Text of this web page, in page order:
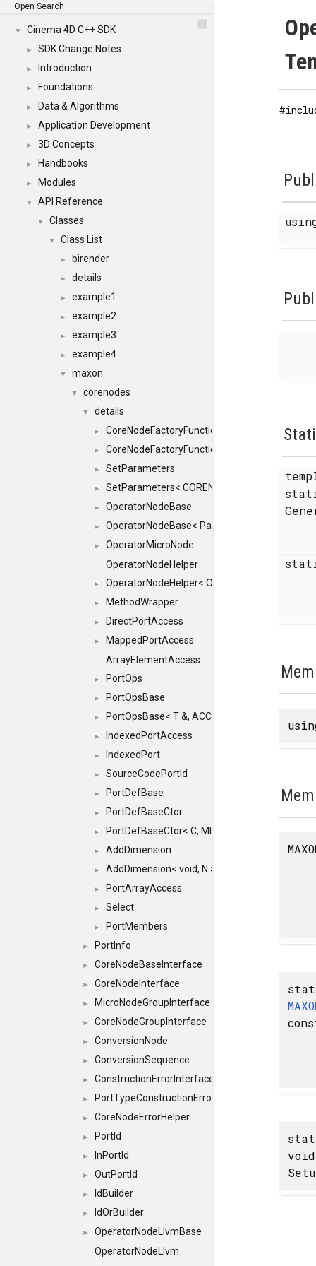
Open Search
▼ Cinema 4D C++ SDK
► SDK Change Notes
► Introduction
► Foundations
► Data & Algorithms
► Application Development
► 3D Concepts
► Handbooks
► Modules
▼ API Reference
▼ Classes
▼ Class List
► birender
► details
► example1
► example2
► example3
► example4
▼ maxon
▼ corenodes
▼ details
► CoreNodeFactoryFunctionHelper
► CoreNodeFactoryFunctionHelper< true >
► SetParameters
► SetParameters< CORENODE, typename
► OperatorNodeBase
► OperatorNodeBase< ParameterPack< IN >, 0 >
►
OperatorMicroNode
OperatorNodeHelper
► OperatorNodeHelper< OP, RESULT, TYPES,
► MethodWrapper
► DirectPortAccess
►
MappedPortAccess
ArrayElementAccess
► PortOps
► PortOpsBase
► PortOpsBase< T &, ACCESS >
► IndexedPortAccess
► IndexedPort
► SourceCodePortId
► PortDefBase
► PortDefBaseCtor
► PortDefBaseCtor< C, MICRO, HASH, FLAGS,
► AddDimension
► AddDimension< void, N >
► PortArrayAccess
► Select
► PortMembers
► PortInfo
► CoreNodeBaseInterface
► CoreNodeInterface
► MicroNodeGroupInterface
► CoreNodeGroupInterface
► ConversionNode
► ConversionSequence
► ConstructionErrorInterface
► PortTypeConstructionErrorInterface
► CoreNodeErrorHelper
► PortId
► InPortId
► OutPortId
► IdBuilder
► IdOrBuilder
►
OperatorNodeLlvmBase
OperatorNodeLlvm
void